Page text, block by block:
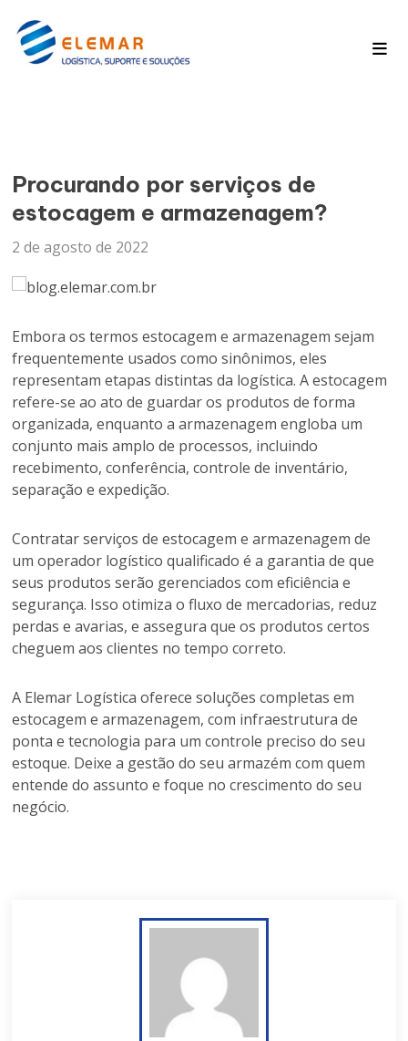
Procurando por serviços de
estocagem e armazenagem?
2 de agosto de 2022
Embora os termos estocagem e armazenagem sejam
frequentemente usados como sinônimos, eles
representam etapas distintas da logística. A estocagem
refere-se ao ato de guardar os produtos de forma
organizada, enquanto a armazenagem engloba um
conjunto mais amplo de processos, incluindo
recebimento, conferência, controle de inventário,
separação e expedição.
Contratar serviços de estocagem e armazenagem de
um operador logístico qualificado é a garantia de que
seus produtos serão gerenciados com eficiência e
segurança. Isso otimiza o fluxo de mercadorias, reduz
perdas e avarias, e assegura que os produtos certos
cheguem aos clientes no tempo correto.
A Elemar Logística oferece soluções completas em
estocagem e armazenagem, com infraestrutura de
ponta e tecnologia para um controle preciso do seu
estoque. Deixe a gestão do seu armazém com quem
entende do assunto e foque no crescimento do seu
negócio.